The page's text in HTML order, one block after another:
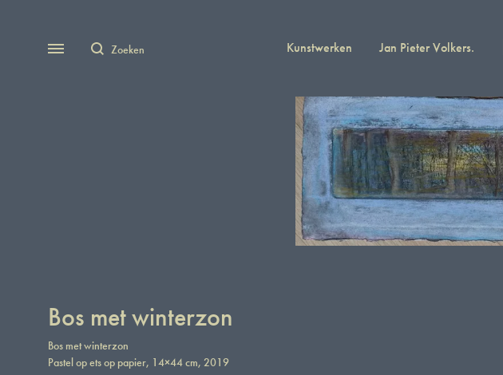
MenuZoeken Kunstwerken Jan Pieter Volkers.
Bos met winterzon
Bos met winterzon
Pastel op ets op papier, 14×44 cm, 2019